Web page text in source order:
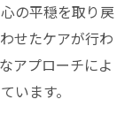
の平穏を取り戻
せたケアが行わ
アプローチによ
います。